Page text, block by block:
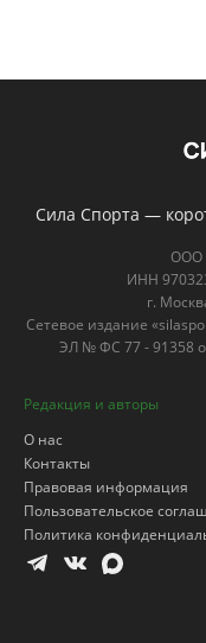
Сила Спорта —
ООО
ИНН
г.
Сетевое издание
ЭЛ № ФС 77 - 91358
Редакция и авторы
О нас
Контакты
Правовая информация
Пользовательское
Политика